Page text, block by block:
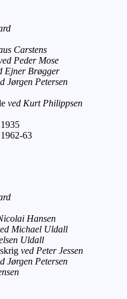
Carstens
Peder Mose
Ejner Brøgger
Jørgen Petersen
ved Kurt Philippsen
63
Hansen
Michael Uldall
Uldall
ved Peter Jessen
Jørgen Petersen